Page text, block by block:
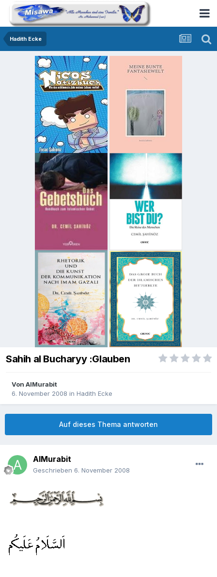
Hadith Ecke
Sahih al Bucharyy :Glauben
Von AlMurabit
6. November 2008 in Hadith Ecke
Auf dieses Thema antworten
AlMurabit
Geschrieben 6. November 2008